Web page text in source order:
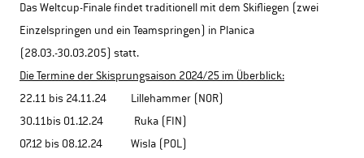
Das Weltcup-Finale findet traditionell mit dem Skifliegen (zwei
Einzelspringen und ein Teamspringen) in Planica
(28.03.-30.03.205) statt.
Die Termine der Skisprungsaison 2024/25 im Überblick:
22.11 bis 24.11.24 Lillehammer (NOR)
30.11bis 01.12.24 Ruka (FIN)
07.12 bis 08.12.24 Wisla (POL)